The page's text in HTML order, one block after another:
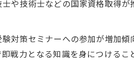
や技術士などの国家資格取得
対策セミナーへの参加が増加
戦力となる知識を身につけるこ